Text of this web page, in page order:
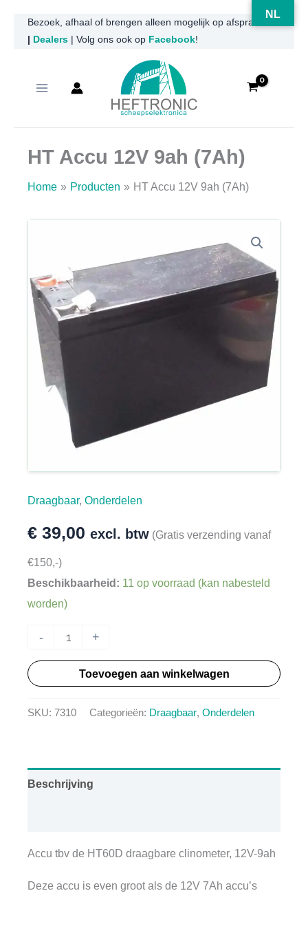
naar
inhoud
Bezoek, afhaal of brengen alleen mogelijk op afspraak
Dealers | Volg ons ook op Facebook!
HT Accu 12V 9ah (7Ah)
Home Producten HT Accu 12V 9ah (7Ah)
Draagbaar, Onderdelen
€ 39,00 excl. btw (Gratis verzending vanaf
€150,-)
Beschikbaarheid: 11 op voorraad (kan nabesteld
worden)
-
12V
(7Ah)
+
Toevoegen aan winkelwagen
SKU: 7310 Categorieën: Draagbaar, Onderdelen
Beschrijving
Accu tbv de HT60D draagbare clinometer, 12V-9ah
Deze accu is even groot als de 12V 7Ah accu’s
NL